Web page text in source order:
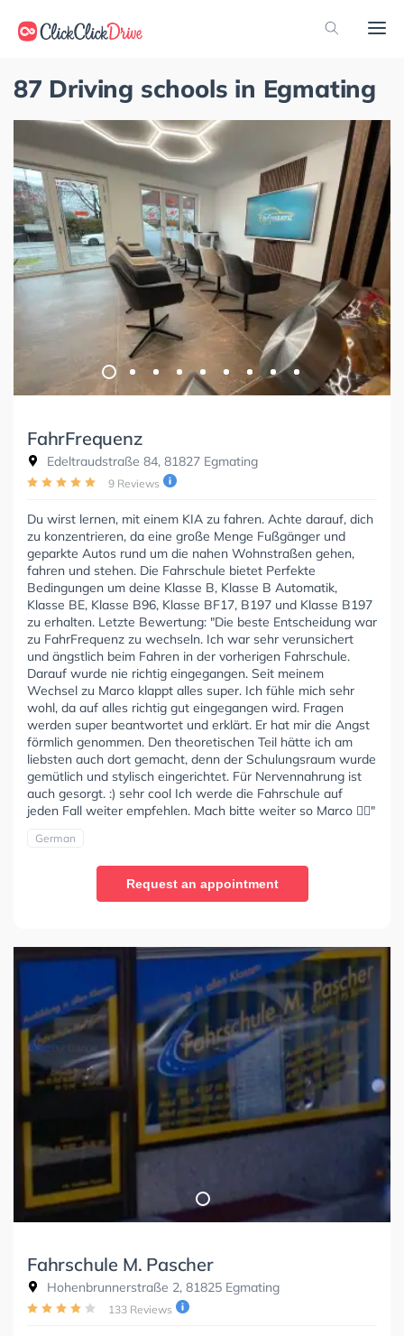
87 Driving schools in Egmating
FahrFrequenz
Edeltraudstraße 84, 81827 Egmating
9 Reviews
Du wirst lernen, mit einem KIA zu fahren. Achte darauf, dich
zu konzentrieren, da eine große Menge Fußgänger und
geparkte Autos rund um die nahen Wohnstraßen gehen,
fahren und stehen. Die Fahrschule bietet Perfekte
Bedingungen um deine Klasse B, Klasse B Automatik,
Klasse BE, Klasse B96, Klasse BF17, B197 und Klasse B197
zu erhalten. Letzte Bewertung: "Die beste Entscheidung war
zu FahrFrequenz zu wechseln. Ich war sehr verunsichert
und ängstlich beim Fahren in der vorherigen Fahrschule.
Darauf wurde nie richtig eingegangen. Seit meinem
Wechsel zu Marco klappt alles super. Ich fühle mich sehr
wohl, da auf alles richtig gut eingegangen wird. Fragen
werden super beantwortet und erklärt. Er hat mir die Angst
förmlich genommen. Den theoretischen Teil hätte ich am
liebsten auch dort gemacht, denn der Schulungsraum wurde
gemütlich und stylisch eingerichtet. Für Nervennahrung ist
auch gesorgt. :) sehr cool Ich werde die Fahrschule auf
jeden Fall weiter empfehlen. Mach bitte weiter so Marco 👌🏻"
German
Request an appointment
Fahrschule M. Pascher
Hohenbrunnerstraße 2, 81825 Egmating
133 Reviews